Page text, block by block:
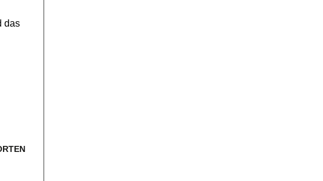
das